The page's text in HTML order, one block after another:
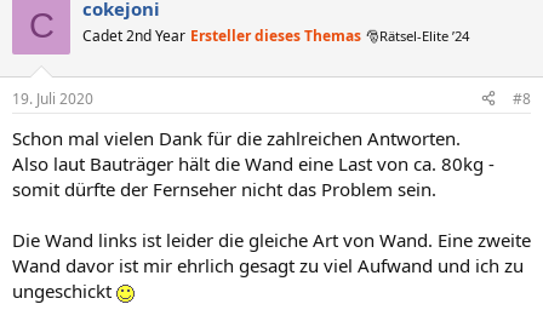
C cokejoni
Cadet 2nd Year Ersteller dieses Themas 🎅Rätsel-Elite ’24
19. Juli 2020 #8
Schon mal vielen Dank für die zahlreichen Antworten.
Also laut Bauträger hält die Wand eine Last von ca. 80kg -
somit dürfte der Fernseher nicht das Problem sein.
Die Wand links ist leider die gleiche Art von Wand. Eine zweite
Wand davor ist mir ehrlich gesagt zu viel Aufwand und ich zu
ungeschickt